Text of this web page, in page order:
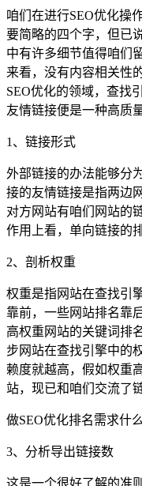
咱们在进行SEO优化操
要简略的四个字，但已
中有许多细节值得咱们
来看，没有内容相关性
SEO优化的领域，查找
友情链接便是一种高质
1、链接形式
外部链接的办法能够分
接的友情链接是指两边
对方网站有咱们网站的
作用上看，单向链接的
2、剖析权重
权重是指网站在查找引
靠前，一些网站排名靠
高权重网站的关键词排
步网站在查找引擎中的
赖度就越高，假如权重
站，现已和咱们交流了
做SEO优化排名需求什
3、 分析导出链接数
这是一个很好了解的准